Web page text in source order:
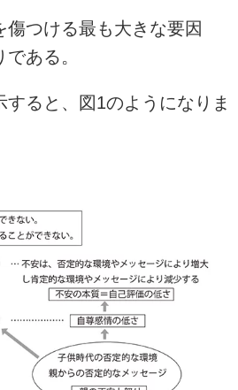
つける最も大きな要因
ある。
ると、図1のようになりま